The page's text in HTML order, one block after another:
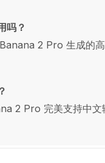
吗？
2 Pro 生成的
2 Pro 完美支持中文